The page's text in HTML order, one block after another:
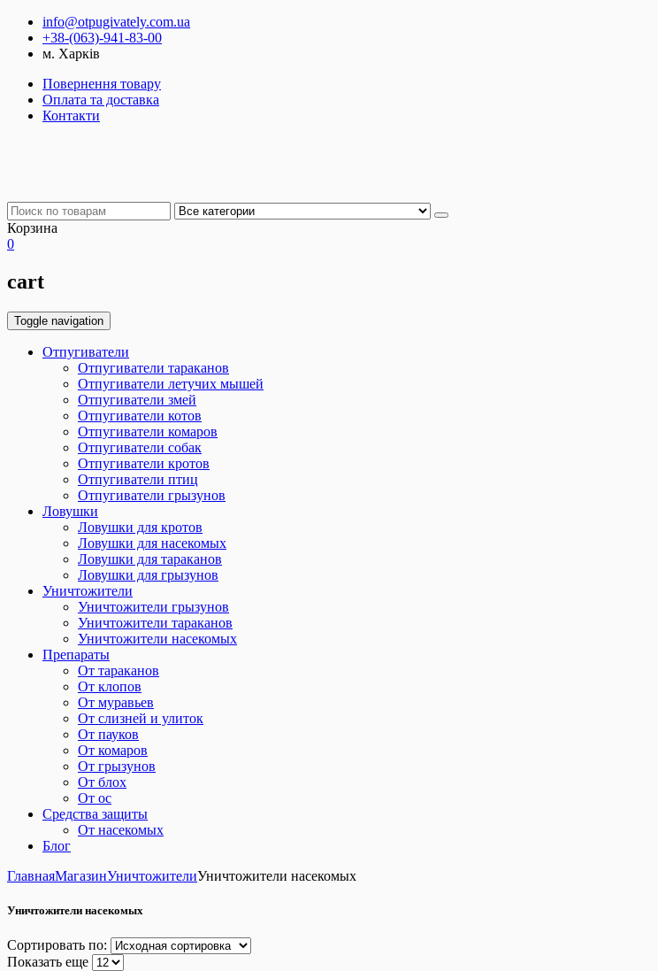
info@otpugivately.com.ua
+38-(063)-941-83-00
м. Харків
Повернення товару
Оплата та доставка
Контакти
Корзина
0
cart
Toggle navigation
Отпугиватели
Отпугиватели тараканов
Отпугиватели летучих мышей
Отпугиватели змей
Отпугиватели котов
Отпугиватели комаров
Отпугиватели собак
Отпугиватели кротов
Отпугиватели птиц
Отпугиватели грызунов
Ловушки
Ловушки для кротов
Ловушки для насекомых
Ловушки для тараканов
Ловушки для грызунов
Уничтожители
Уничтожители грызунов
Уничтожители тараканов
Уничтожители насекомых
Препараты
От тараканов
От клопов
От муравьев
От слизней и улиток
От пауков
От комаров
От грызунов
От блох
От ос
Средства защиты
От насекомых
Блог
ГлавнаяМагазинУничтожителиУничтожители насекомых
Уничтожители насекомых
Сортировать по:
Показать еще